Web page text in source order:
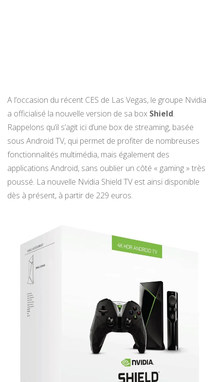
A l’occasion du récent CES de Las Vegas, le groupe Nvidia
a officialisé la nouvelle version de sa box Shield.
Rappelons qu’il s’agit ici d’une box de streaming, basée
sous Android TV, qui permet de profiter de nombreuses
fonctionnalités multimédia, mais également des
applications Android, sans oublier un côté « gaming » très
poussé. La nouvelle Nvidia Shield TV est ainsi disponible
dès à présent, à partir de 229 euros.